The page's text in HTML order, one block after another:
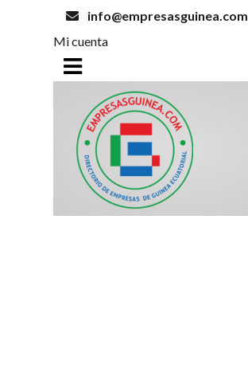
info@empresasguinea.com
Mi cuenta